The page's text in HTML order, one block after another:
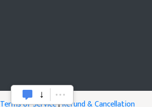
Terms of Service|Refund & Cancellation